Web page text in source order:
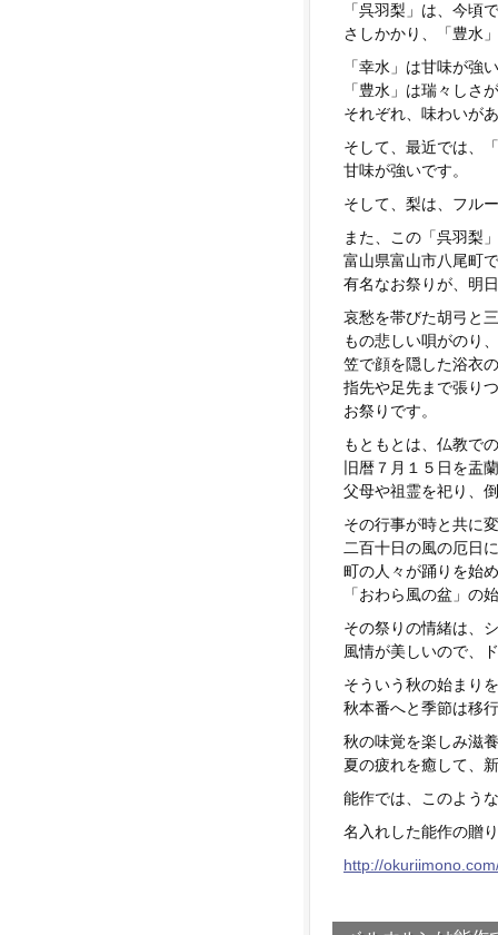
「呉羽梨」は、今頃
さしかかり、「豊水
「幸水」は甘味が強
「豊水」は瑞々しさ
それぞれ、味わいが
そして、最近では、
甘味が強いです。
そして、梨は、フル
また、この「呉羽梨
富山県富山市八尾町
有名なお祭りが、明
哀愁を帯びた胡弓と
もの悲しい唄がのり、
笠で顔を隠した浴衣
指先や足先まで張り
お祭りです。
もともとは、仏教で
旧暦７月１５日を盂
父母や祖霊を祀り、
その行事が時と共に
二百十日の風の厄日
町の人々が踊りを始
「おわら風の盆」の
その祭りの情緒は、
風情が美しいので、
そういう秋の始まり
秋本番へと季節は移
秋の味覚を楽しみ滋
夏の疲れを癒して、
能作では、このよう
名入れした能作の贈
http://